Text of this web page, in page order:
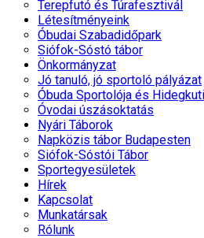
Terepfutó és Túrafesztivál
Létesítményeink
Óbudai Szabadidőpark
Siófok-Sóstó tábor
Önkormányzat
Jó tanuló, jó sportoló pályázat
Óbuda Sportolója és
Óvodai úszásoktatás
Nyári Táborok
Napközis tábor Budapesten
Siófok-Sóstói Tábor
Sportegyesületek
Hírek
Kapcsolat
Munkatársak
Rólunk